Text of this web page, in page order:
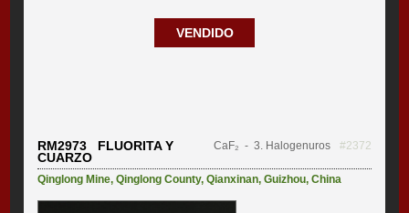
VENDIDO
RM2973 FLUORITA Y
CUARZO
CaF₂ - 3. Halogenuros #2372
Qinglong Mine,Qinglong County,Qianxinan,Guizhou,China